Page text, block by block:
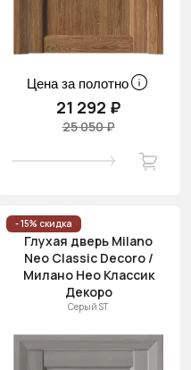
Цена за полотно
21 292 ₽
25 050 ₽
- 15% скидка
Глухая дверь Milano
Neo Classic Decoro /
Милано Нео Классик
Декоро
Серый ST